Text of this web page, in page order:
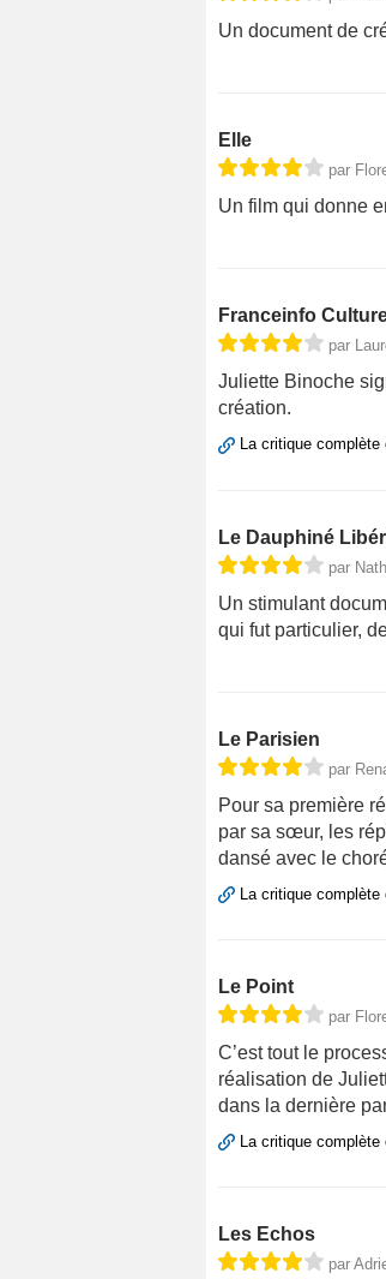
Un document de
Elle
par
Un film qui donne
Franceinfo
par
Juliette Binoche
création.
La critique
Le Dauphiné
par
Un stimulant
qui fut particulier,
Le Parisien
par
Pour sa première
par sa sœur, les
dansé avec le
La critique
Le Point
par
C’est tout le
réalisation de
dans la dernière
La critique
Les Echos
par